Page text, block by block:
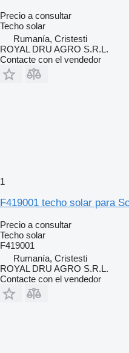
Precio a consultar
Techo solar
Rumanía, Cristesti
ROYAL DRU AGRO S.R.L.
Contacte con el vendedor
1
F419001 techo solar para
Precio a consultar
Techo solar
F419001
Rumanía, Cristesti
ROYAL DRU AGRO S.R.L.
Contacte con el vendedor